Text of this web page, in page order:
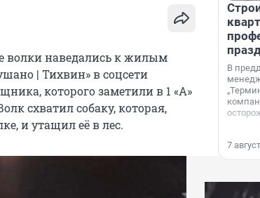
волки наведались к жилым
| Тихвин» в соцсети
которого заметили в 1 «А»
схватил собаку, которая,
и утащил её в лес.
В
7